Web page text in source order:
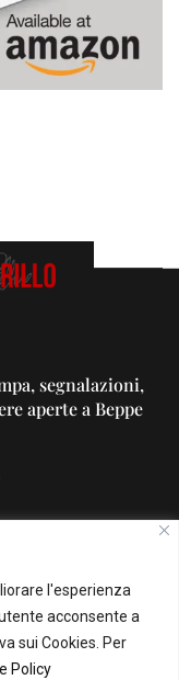
l'esperienza
acconsente a
sui Cookies. Per
Policy
segnalazioni,
aperte a Beppe
PUBBLICITA'
su questo Blog: